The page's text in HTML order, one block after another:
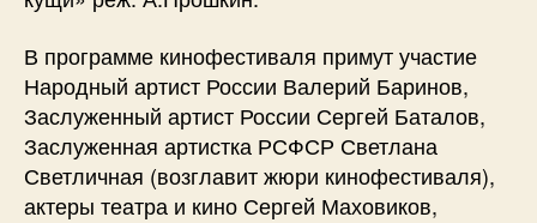
В программе кинофестиваля примут участие
Народный артист России Валерий Баринов,
Заслуженный артист России Сергей Баталов,
Заслуженная артистка РСФСР Светлана
Светличная (возглавит жюри кинофестиваля),
актеры театра и кино Сергей Маховиков,